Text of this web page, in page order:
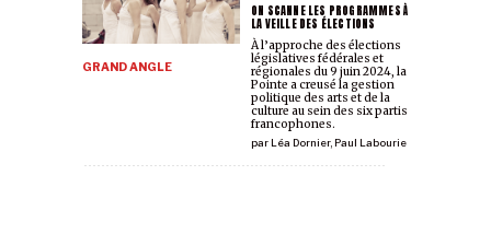
À PROPOS
NOS PARTENAIRES
ON SCANNE LES PROGRAMMES À
LA VEILLE DES ÉLECTIONS
GRAND ANGLE
parLéa Dornier,Paul Labourie
À l’approche des élections
législatives fédérales et
régionales du 9 juin 2024, la
Pointe a creusé la gestion
politique des arts et de la
culture au sein des six partis
francophones.